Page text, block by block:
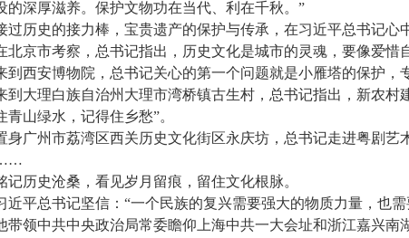
的深厚滋养。保护文物功在当代、利在千秋。”
史的接力棒，宝贵遗产的保护与传承，在习近平总书记心中
市考察，总书记指出，历史文化是城市的灵魂，要像爱惜
安博物院，总书记关心的第一个问题就是小雁塔的保护，专
理白族自治州大理市湾桥镇古生村，总书记指出，新农村
青山绿水，记得住乡愁”。
州市荔湾区西关历史文化街区永庆坊，总书记走进粤剧艺
史沧桑，看见岁月留痕，留住文化根脉。
总书记坚信：“一个民族的复兴需要强大的物质力量，也需
中共中央政治局常委瞻仰上海中共一大会址和浙江嘉兴南